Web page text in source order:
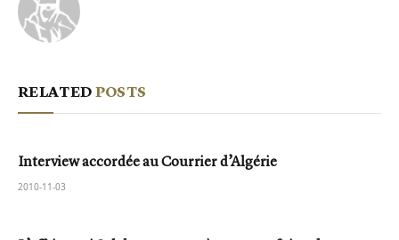
RELATEDPOSTS
Interview accordée au Courrier d’Algérie
2010-11-03